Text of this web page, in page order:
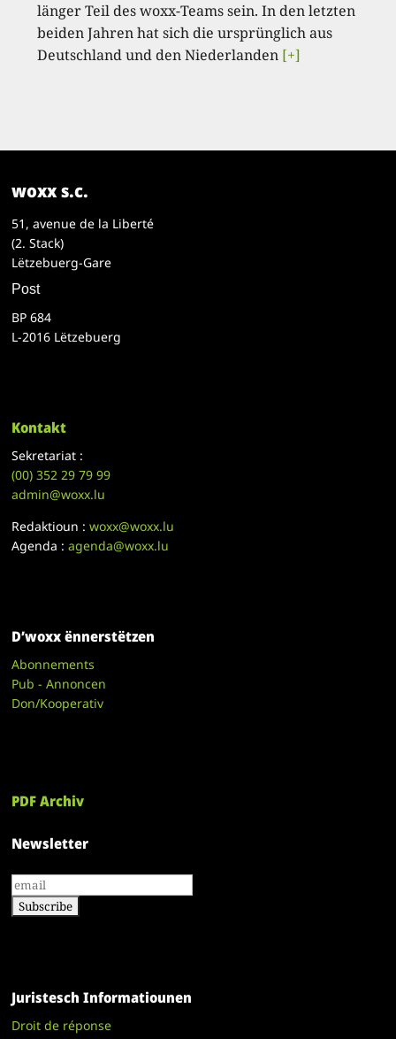
länger Teil des woxx-Teams sein. In den letzten
beiden Jahren hat sich die ursprünglich aus
Deutschland und den Niederlanden [+]
woxx s.c.
51, avenue de la Liberté
(2. Stack)
Lëtzebuerg-Gare
Post
BP 684
L-2016 Lëtzebuerg
Kontakt
Sekretariat :
(00)352 29 79 99
admin@woxx.lu
Redaktioun :woxx@woxx.lu
Agenda :agenda@woxx.lu
D’woxx ënnerstëtzen
Abonnements
Pub - Annoncen
Don/Kooperativ
PDF Archiv
Newsletter
Juristesch Informatiounen
Droit de réponse